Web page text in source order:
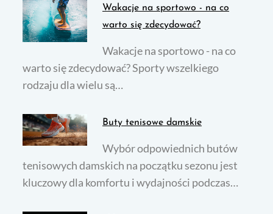
Wakacje na sportowo - na co
warto się zdecydować?
Wakacje na sportowo - na co
warto się zdecydować? Sporty wszelkiego
rodzaju dla wielu są…
Buty tenisowe damskie
Wybór odpowiednich butów
tenisowych damskich na początku sezonu jest
kluczowy dla komfortu i wydajności podczas…